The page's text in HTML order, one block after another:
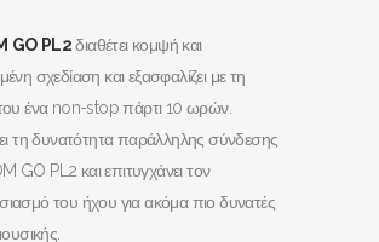
GO PL2διαθέτει κομψή και
σχεδίαση και εξασφαλίζει με τη
ένα non-stop πάρτι 10 ωρών.
τη δυνατότητα παράλληλης σύνδεσης
GO PL2 και επιτυγχάνει τον
του ήχου για ακόμα πιο δυνατές